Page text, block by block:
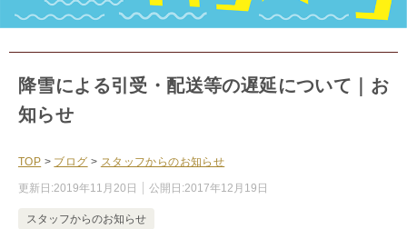
降雪による引受・配送等の遅延について｜お
知らせ
TOP > ブログ > スタッフからのお知らせ
更新日:2019年11月20日 公開日:2017年12月19日
スタッフからのお知らせ